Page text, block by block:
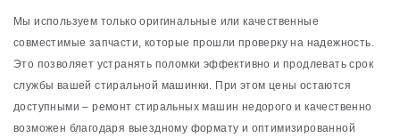
Мы используем только оригинальные или качественные
совместимые запчасти, которые прошли проверку на надежность.
Это позволяет устранять поломки эффективно и продлевать срок
службы вашей стиральной машинки. При этом цены остаются
доступными – ремонт стиральных машин недорого и качественно
возможен благодаря выездному формату и оптимизированной